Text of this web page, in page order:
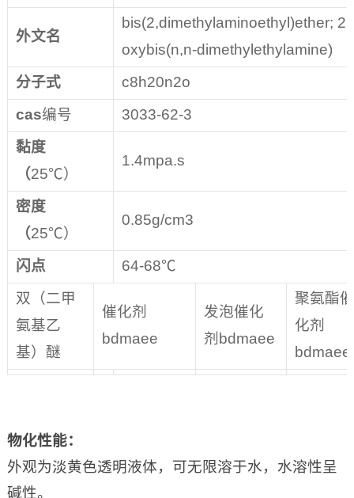
外文名
bis(2,dimethylaminoethyl)ether;
oxybis(n,n-dimethylethylamine)
分子式
c8h20n2o
cas编号
3033-62-3
黏度
（25℃）
1.4mpa.s
密度
（25℃）
0.85g/cm3
闪点
64-68℃
双（二甲
氨基乙
基）醚
催化剂
bdmaee
发泡催化
剂bdmaee
聚氨酯催
化剂
bdmaee
物化性能：
外观为淡黄色透明液体，可无限溶于水，水溶性呈
碱性。